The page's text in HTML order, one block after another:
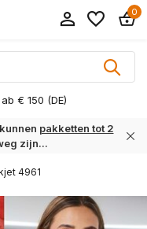
0
€ 150 (DE)
pakketten tot 2
zijn...
4961